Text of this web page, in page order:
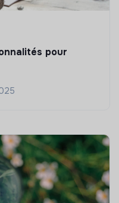
pour